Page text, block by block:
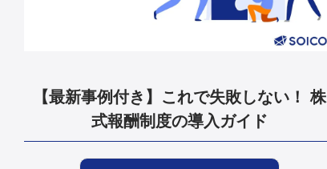
【最新事例付き】これで失敗しない！ 株
式報酬制度の導入ガイド